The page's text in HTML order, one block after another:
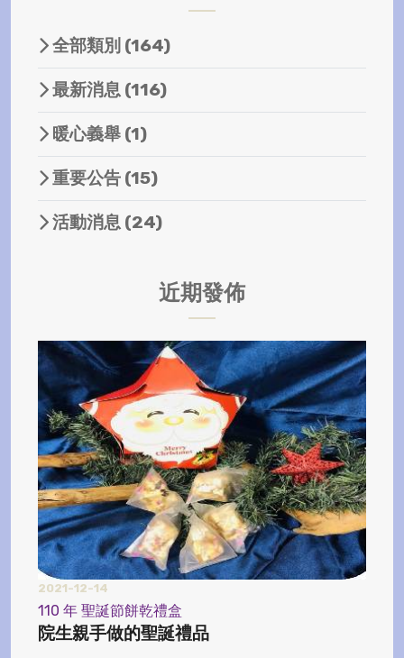
全部類別 (164)
最新消息 (116)
暖心義舉 (1)
重要公告 (15)
活動消息 (24)
近期發佈
2021-12-14
110 年 聖誕節餅乾禮盒
院生親手做的聖誕禮品